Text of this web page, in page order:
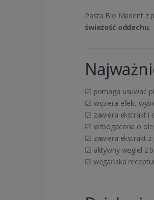
Pasta Bio Madent z
świeżość oddechu.
☑ pomaga usuwać
☑ wspiera efekt
☑ zawiera ekstrakt i
☑ wzbogacona o
☑ zawiera ekstrakt z
☑ aktywny węgiel z
☑ wegańska